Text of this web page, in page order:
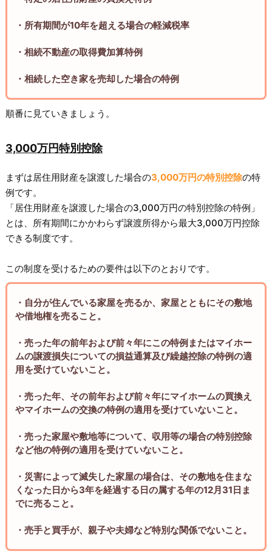
・所有期間が10年を超える場合の軽減税率
・相続不動産の取得費加算特例
・相続した空き家を売却した場合の特例
順番に見ていきましょう。
3,000万円特別控除
まずは居住用財産を譲渡した場合の3,000万円の特別控除の特
例です。
「居住用財産を譲渡した場合の3,000万円の特別控除の特例」
とは、所有期間にかかわらず譲渡所得から最大3,000万円控除
できる制度です。
この制度を受けるための要件は以下のとおりです。
・自分が住んでいる家屋を売るか、家屋とともにその敷地
や借地権を売ること。
・売った年の前年および前々年にこの特例またはマイホー
ムの譲渡損失についての損益通算及び繰越控除の特例の適
用を受けていないこと。
・売った年、その前年および前々年にマイホームの買換え
やマイホームの交換の特例の適用を受けていないこと。
・売った家屋や敷地等について、収用等の場合の特別控除
など他の特例の適用を受けていないこと。
・災害によって滅失した家屋の場合は、その敷地を住まな
くなった日から3年を経過する日の属する年の12月31日ま
でに売ること。
・売手と買手が、親子や夫婦など特別な関係でないこと。